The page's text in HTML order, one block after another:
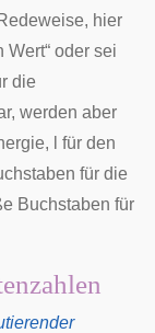
hier
Wert“ oder sei
die
werden aber
für den
für die
Buchstaben für